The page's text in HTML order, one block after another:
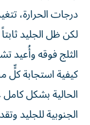
درجات الحرارة،
لكن ظل الجليد
الثلج فوقه
كيفية استجابة كلٍّ
الحالية بشكل
الجنوبية للجليد